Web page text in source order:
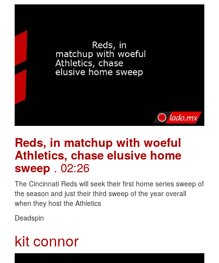
Reds, in matchup with woeful
Athletics, chase elusive home
sweep . 02:26
The Cincinnati Reds will seek their first home series sweep of
the season and just their third sweep of the year overall
when they host the Athletics
Deadspin
kit connor